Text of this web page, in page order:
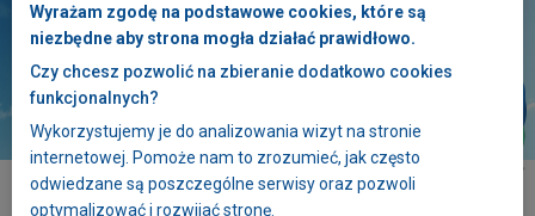
Szczegóły szkoły
Sprawdź
aktualne
cookies zawiera dane informatyczne, które są
umieszczone w Twoim urządzeniu końcowym –
przeglądarce internetowej, z której korzystasz.
Pliki cookies używane w naszych serwisach
wykorzystywane są między innymi do bieżącej
optymalizacji serwisów oraz ułatwiania Twojego z nich
korzystania. Niektóre funkcjonalności dostępne w naszych
Wyrażam zgodę na podstawowe cookies, które są
niezbędne aby strona mogła działać prawidłowo.
Czy chcesz pozwolić na zbieranie dodatkowo cookies
funkcjonalnych?
Wykorzystujemy je do analizowania wizyt na stronie
internetowej. Pomoże nam to zrozumieć, jak często
odwiedzane są poszczególne serwisy oraz pozwoli
optymalizować i rozwijać stronę.